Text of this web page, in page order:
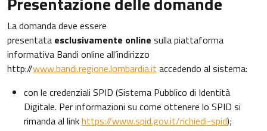
La domanda deve essere
presentata esclusivamente online sulla piattaforma
informativa Bandi online all’indirizzo
http://www.bandi.regione.lombardia.it accedendo al sistema:
con le credenziali SPID (Sistema Pubblico di Identità
Digitale. Per informazioni su come ottenere lo SPID si
rimanda al linkhttps://www.spid.gov.it/richiedi-spid);